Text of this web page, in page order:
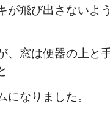
が飛び出さないよ
、窓は便器の上と
になりました。